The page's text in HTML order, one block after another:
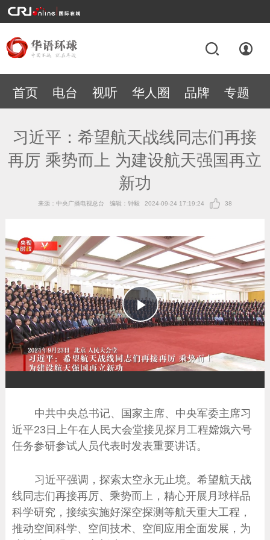
首页 电台 视听 华人圈 品牌 专题
习近平：希望航天战线同志们再接
再厉 乘势而上 为建设航天强国再立
新功
来源：中央广播电视总台 编辑：钟毅 2024-09-24 17:19:24 38
播
放
中共中央总书记、国家主席、中央军委主席习
近平23日上午在人民大会堂接见探月工程嫦娥六号
任务参研参试人员代表时发表重要讲话。
习近平强调，探索太空永无止境。希望航天战
线同志们再接再厉、乘势而上，精心开展月球样品
科学研究，接续实施好深空探测等航天重大工程，
推动空间科学、空间技术、空间应用全面发展，为